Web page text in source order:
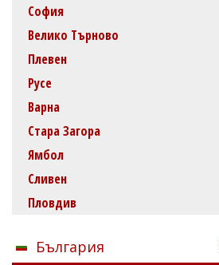
София
Велико Търново
Плевен
Русе
Варна
Стара Загора
Ямбол
Сливен
Пловдив
България